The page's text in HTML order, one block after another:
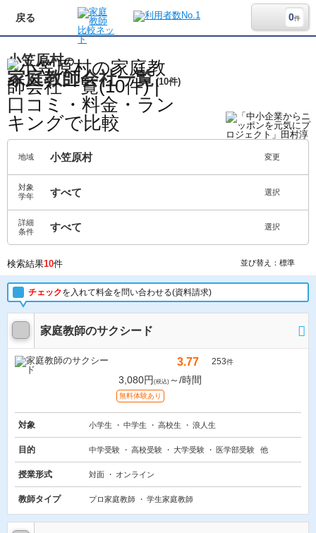
戻る 0件
小笠原村の
家庭教師会社一覧 (10件)
地域 小笠原村 変更
対象
学年
すべて 選択
詳細
条件
すべて 選択
検索結果10件 並び替え：標準
チェックを入れて料金を問い合わせる(資料請求)
家庭教師のサクシード
3.77 253件
3,080円 (税込) ～/時間
無料体験あり
対象 小学生 中学生 高校生 浪人生
目的 中学受験 高校受験 大学受験 医学部受験 他
授業形式 対面 オンライン
教師タイプ プロ家庭教師 学生家庭教師